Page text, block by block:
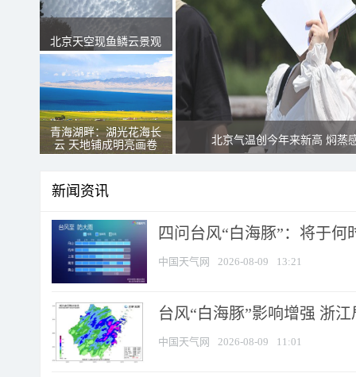
北京天空现鱼鳞云景观
青海湖畔：湖光花海长
云 天地铺成明亮画卷
北京气温创今年来新高 焖蒸
新闻资讯
四问台风“白海豚”：将于
中国天气网 2026-08-09 13:21
台风“白海豚”影响增强 浙
中国天气网 2026-08-09 11:01